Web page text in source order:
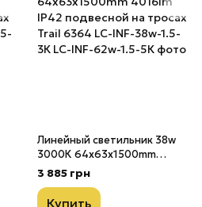
Линейный светильник 38w
3000К 64х63х1500mm
4016lm IP42 подвесной на
тросах Trail 6364 LC-INF-
38w-1.5-3К
3 885 грн
Купить